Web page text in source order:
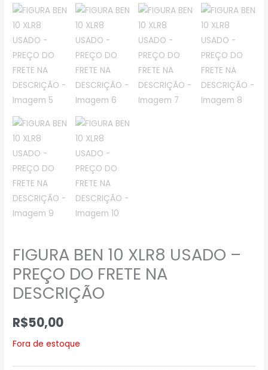
FIGURA BEN 10 XLR8 USADO –
PREÇO DO FRETE NA
DESCRIÇÃO
R$50,00
Fora de estoque